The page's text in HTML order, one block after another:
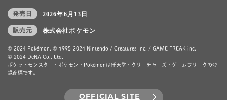
発売日 2026年6月13日
販売元 株式会社ポケモン
© 2024 Pokémon. © 1995-2024 Nintendo / Creatures Inc. / GAME FREAK inc.
© 2024 DeNA Co., Ltd.
ポケットモンスター・ポケモン・Pokémonは任天堂・クリーチャーズ・ゲームフリークの登
録商標です。
OFFICIAL SITE